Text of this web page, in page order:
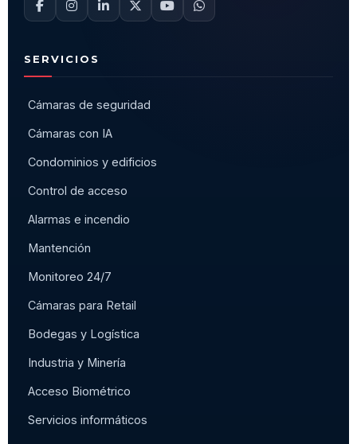
SERVICIOS
Cámaras de seguridad
Cámaras con IA
Condominios y edificios
Control de acceso
Alarmas e incendio
Mantención
Monitoreo 24/7
Cámaras para Retail
Bodegas y Logística
Industria y Minería
Acceso Biométrico
Servicios informáticos